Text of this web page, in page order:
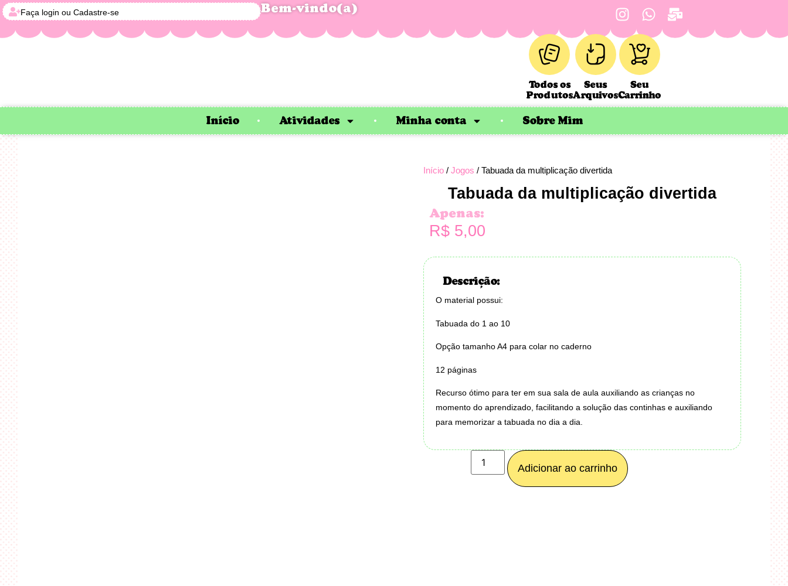
Faça login ou Cadastre-se Bem-vindo(a)
Todos os
Produtos
Seus
Arquivos
Seu
Carrinho
Início Atividades Minha conta Sobre Mim
Início / Jogos / Tabuada da multiplicação divertida
Tabuada da multiplicação divertida
Apenas:
R$ 5,00
Descrição:
O material possui:
Tabuada do 1 ao 10
Opção tamanho A4 para colar no caderno
12 páginas
Recurso ótimo para ter em sua sala de aula auxiliando as crianças no
momento do aprendizado, facilitando a solução das continhas e auxiliando
para memorizar a tabuada no dia a dia.
Adicionar ao carrinho